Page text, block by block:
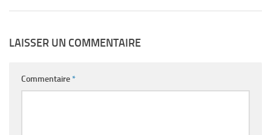
LAISSER UN COMMENTAIRE
Commentaire*